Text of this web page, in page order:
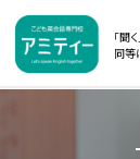
「聞
同等